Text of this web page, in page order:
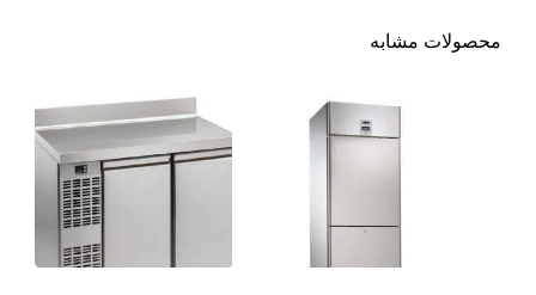
محصولات مشابه